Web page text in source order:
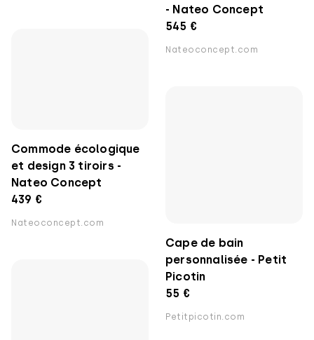
- Nateo Concept
545 €
Nateoconcept.com
Commode écologique
et design 3 tiroirs -
Nateo Concept
439 €
Nateoconcept.com
Cape de bain
personnalisée - Petit
Picotin
55 €
Petitpicotin.com